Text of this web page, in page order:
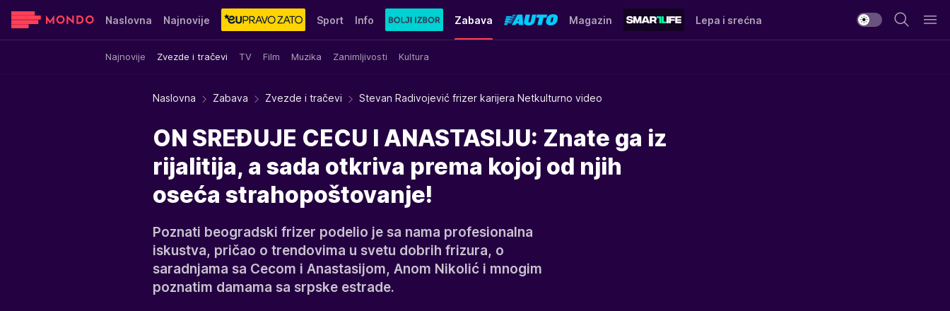
Naslovna Najnovije Sport Info Zabava
Najnovije Zvezde i tračevi TV Film Muzika Zanimljivosti Kultura
Magazin Lepa i srećna
Sensa Stvar ukusa Yumama
Naslovna Zabava Zvezde i tračevi Stevan Radivojević frizer karijera Netkulturno video
ON SREĐUJE CECU I ANASTASIJU: Znate ga iz
rijalitija, a sada otkriva prema kojoj od njih
oseća strahopoštovanje!
Poznati beogradski frizer podelio je sa nama profesionalna
iskustva, pričao o trendovima u svetu dobrih frizura, o
saradnjama sa Cecom i Anastasijom, Anom Nikolić i mnogim
poznatim damama sa srpske estrade.